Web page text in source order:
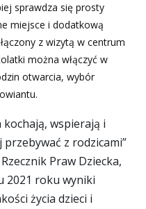
sprawdza się prosty
miejsce i dodatkową
z wizytą w centrum
można włączyć w
otwarcia, wybór
kochają, wspierają i
przebywać z rodzicami”
Praw Dziecka,
2021 roku wyniki
życia dzieci i